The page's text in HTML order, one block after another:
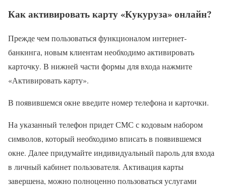
Как активировать карту «Кукуруза» онлайн?
Прежде чем пользоваться функционалом интернет-
банкинга, новым клиентам необходимо активировать
карточку. В нижней части формы для входа нажмите
«Активировать карту».
В появившемся окне введите номер телефона и карточки.
На указанный телефон придет СМС с кодовым набором
символов, который необходимо вписать в появившемся
окне. Далее придумайте индивидуальный пароль для входа
в личный кабинет пользователя. Активация карты
завершена, можно полноценно пользоваться услугами